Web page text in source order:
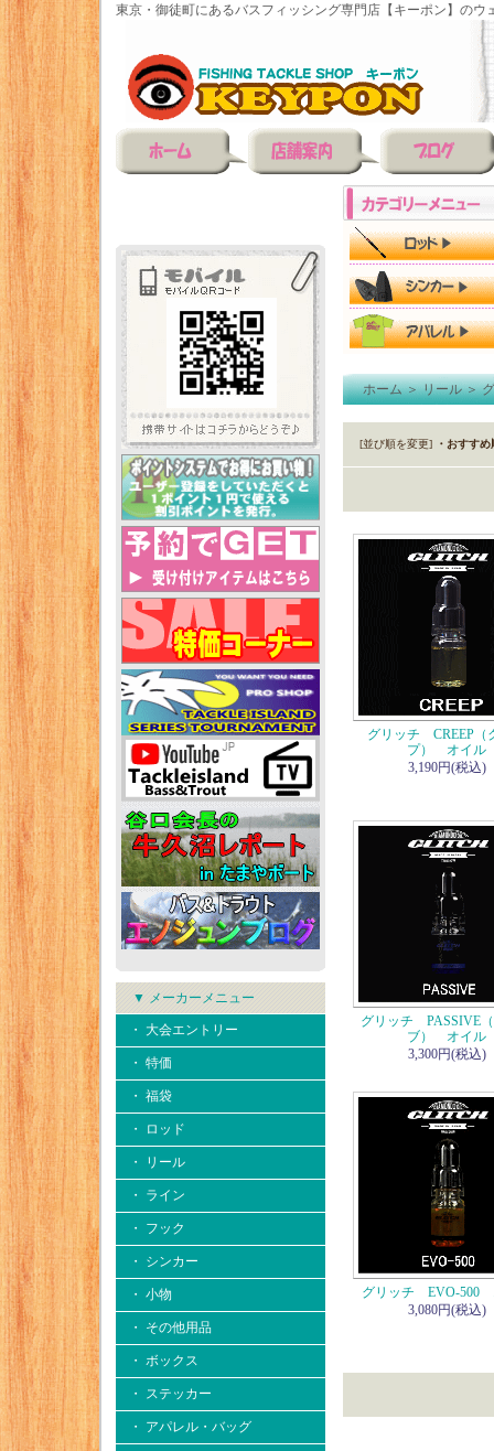
東京・御徒町にあるバスフィッシング専門店【キーポン】のウ
▼ メーカーメニュー
・ 大会エントリー
・ 特価
・ 福袋
・ ロッド
・ リール
・ ライン
・ フック
・ シンカー
・ 小物
・ その他用品
・ ボックス
・ ステッカー
・ アパレル・バッグ
ホーム＞リール＞
[並び順を変更] ・おすすめ
グリッチ CREEP（
プ） オイル
3,190円(税込)
グリッチ PASSIVE
ブ） オイル
3,300円(税込)
グリッチ EVO-500
3,080円(税込)